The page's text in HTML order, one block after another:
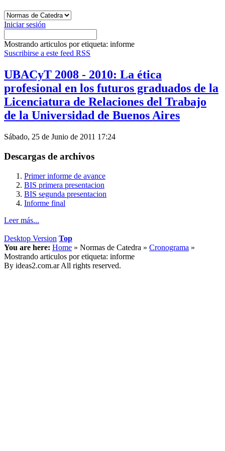
Iniciar sesión
Mostrando articulos por etiqueta: informe
Suscribirse a este feed RSS
UBACyT 2008 - 2010: La ética
profesional en los futuros graduados de la
Licenciatura de Relaciones del Trabajo
de la Universidad de Buenos Aires
Sábado, 25 de Junio de 2011 17:24
Descargas de archivos
Primer informe de avance
BIS primera presentacion
BIS segunda presentacion
Informe final
Leer más...
Desktop Version Top
You are here: Home » Normas de Catedra » Cronograma »
Mostrando articulos por etiqueta: informe
By ideas2.com.ar All rights reserved.